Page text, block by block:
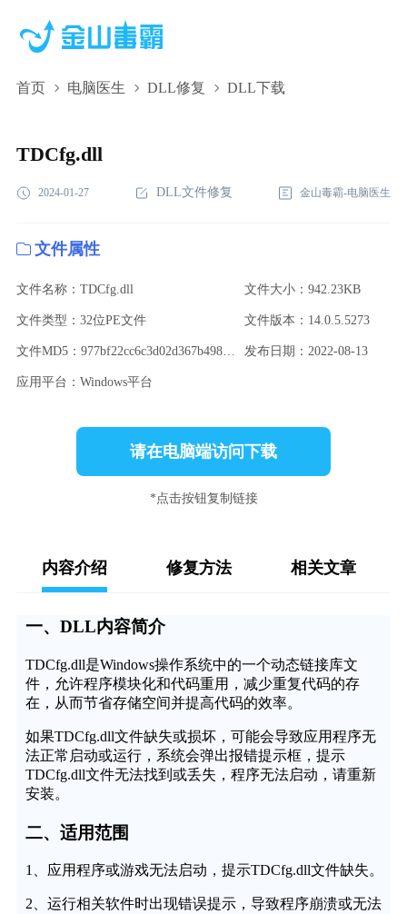
首页 电脑医生 DLL修复 DLL下载
TDCfg.dll,TDCfg.dll下载,TDCfg.dll修复
TDCfg.dll
2024-01-27 DLL文件修复 金山毒霸-电脑医生
文件属性
文件名称：TDCfg.dll 文件大小：942.23KB
文件类型：32位PE文件 文件版本：14.0.5.5273
文件MD5：977bf22cc6c3d02d367b4989502a6f0c 发布日期：2022-08-13
应用平台：Windows平台
请在电脑端访问下载
*点击按钮复制链接
内容介绍 修复方法 相关文章
一、DLL内容简介
TDCfg.dll是Windows操作系统中的一个动态链接库文
件，允许程序模块化和代码重用，减少重复代码的存
在，从而节省存储空间并提高代码的效率。
如果TDCfg.dll文件缺失或损坏，可能会导致应用程序无
法正常启动或运行，系统会弹出报错提示框，提示
TDCfg.dll文件无法找到或丢失，程序无法启动，请重新
安装。
二、适用范围
1、应用程序或游戏无法启动，提示TDCfg.dll文件缺失。
2、运行相关软件时出现错误提示，导致程序崩溃或无法